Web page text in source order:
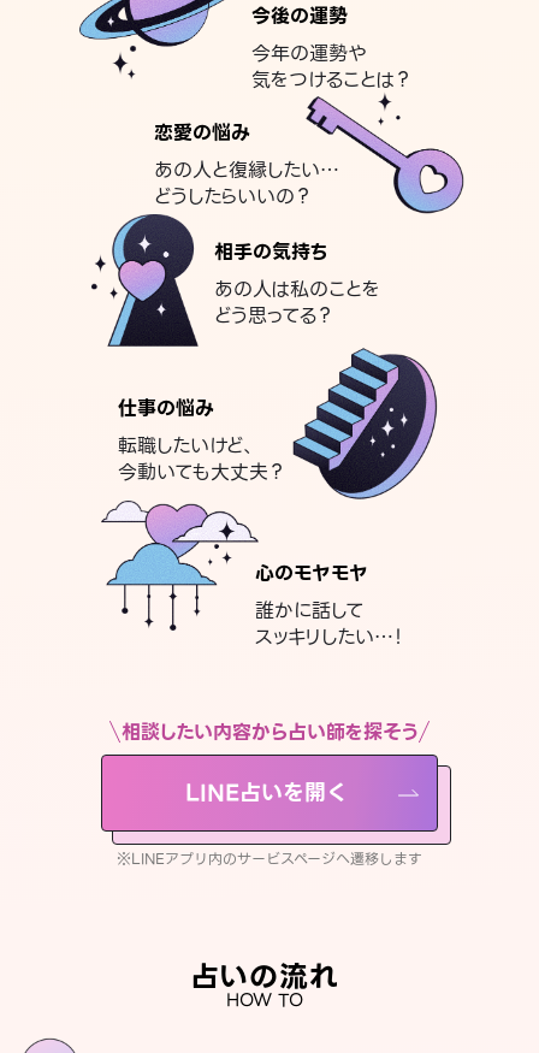
今後の運勢
今年の運勢や
気をつけることは？
恋愛の悩み
あの人と復縁したい…
どうしたらいいの？
相手の気持ち
あの人は私のことを
どう思ってる？
仕事の悩み
転職したいけど、
今動いても大丈夫？
心のモヤモヤ
誰かに話して
スッキリしたい…！
相談したい内容から占い師を探そう
LINE占いを開く
※LINEアプリ内のサービスページへ遷移します
占いの流れ
HOW TO